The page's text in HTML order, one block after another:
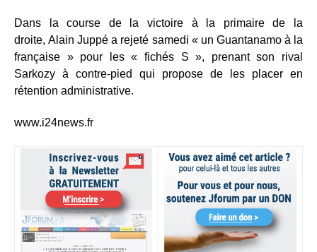
Dans la course de la victoire à la primaire de la
droite, Alain Juppé a rejeté samedi « un Guantanamo à la
française » pour les « fichés S », prenant son rival
Sarkozy à contre-pied qui propose de les placer en
rétention administrative.
www.i24news.fr